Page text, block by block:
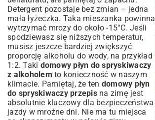
Detergent pozostaje bez zmian – jedna
mała łyżeczka. Taka mieszanka powinna
wytrzymać mrozy do około -15°C. Jeśli
spodziewasz się niższych temperatur,
musisz jeszcze bardziej zwiększyć
proporcję alkoholu do wody, na przykład
1:2. Taki domowy płyn do spryskiwaczy
z alkoholem to konieczność w naszym
klimacie. Pamiętaj, że ten domowy płyn
do spryskiwaczy przepisna zimę jest
absolutnie kluczowy dla bezpieczeństwa
jazdy w mroźne dni. Nie ma tu miejsca